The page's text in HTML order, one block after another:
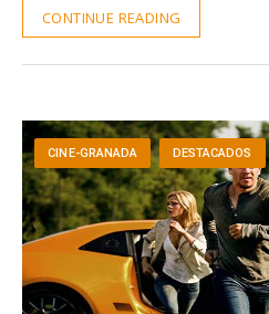
CONTINUE READING
CINE-GRANADA DESTACADOS